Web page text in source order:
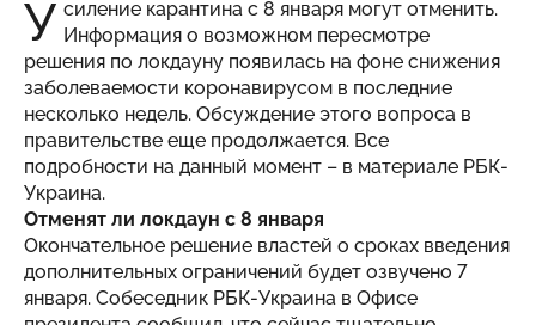
У силение карантина с 8 января могут отменить.
Информация о возможном пересмотре
решения по локдауну появилась на фоне снижения
заболеваемости коронавирусом в последние
несколько недель. Обсуждение этого вопроса в
правительстве еще продолжается. Все
подробности на данный момент – в материале РБК-
Украина.
Отменят ли локдаун с 8 января
Окончательное решение властей о сроках введения
дополнительных ограничений будет озвучено 7
января. Собеседник РБК-Украина в Офисе